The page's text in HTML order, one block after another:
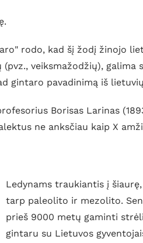
rodo, kad šį žodį žinojo
veiksmažodžių),
gintaro pavadinimą iš
Borisas Larinas
ne anksčiau kaip X
Ledynams traukiantis į
tarp paleolito ir mezolito.
prieš 9000 metų gaminti
gintaru su Lietuvos